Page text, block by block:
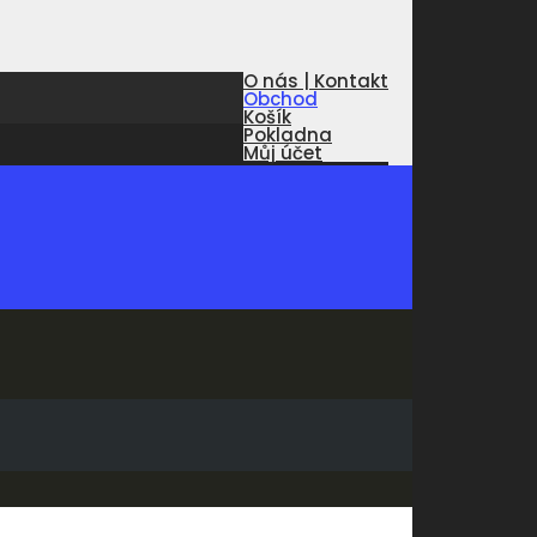
O nás | Kontakt
Obchod
Košík
Pokladna
Můj účet